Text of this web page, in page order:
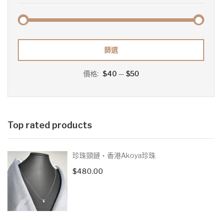
低
格
高
格
篩選
價格: $40 — $50
Top rated products
珍珠頸鏈‧香港Akoya珍珠
$480.00